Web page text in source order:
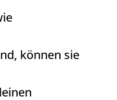
können sie